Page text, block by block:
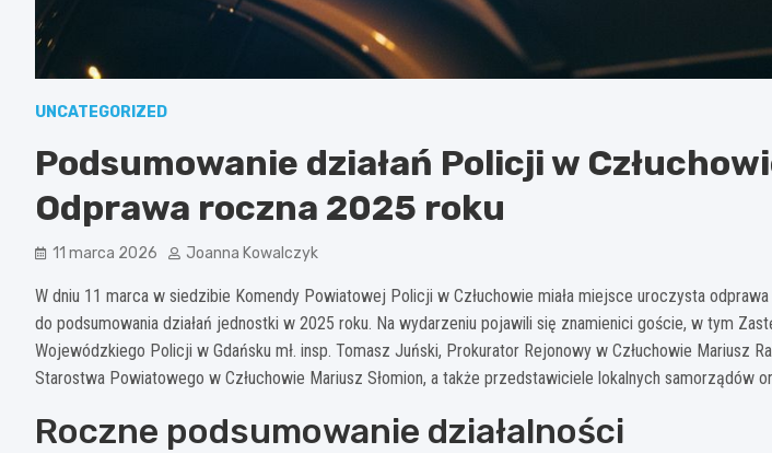
UNCATEGORIZED
Podsumowanie działań Policji w
Odprawa roczna 2025 roku
11 marca 2026 Joanna Kowalczyk
W dniu 11 marca w siedzibie Komendy Powiatowej Policji w Człuchowie miała miejsce uroczysta
do podsumowania działań jednostki w 2025 roku. Na wydarzeniu pojawili się znamienici goście, w tym
Wojewódzkiego Policji w Gdańsku mł. insp. Tomasz Juński, Prokurator Rejonowy w Człuchowie Mariusz
Starostwa Powiatowego w Człuchowie Mariusz Słomion, a także przedstawiciele lokalnych samorządów
Roczne podsumowanie działalności